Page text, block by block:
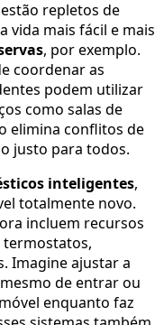
repletos de
vida mais fácil e mais
, por exemplo.
coordenar as
podem utilizar
como salas de
elimina conflitos de
justo para todos.
inteligentes,
totalmente novo.
incluem recursos
Imagine ajustar a
de entrar ou
enquanto faz